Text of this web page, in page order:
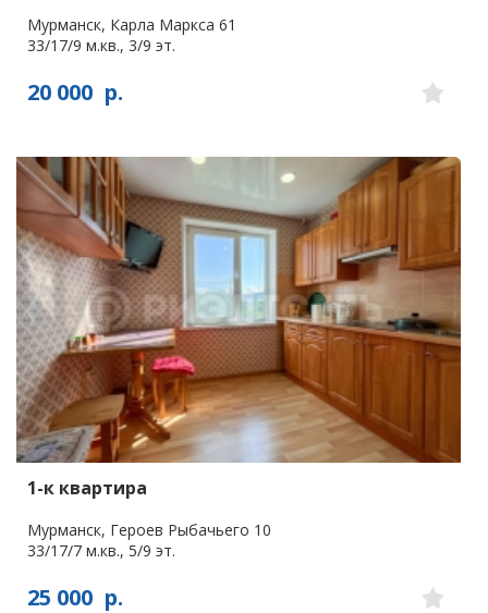
Мурманск, Карла Маркса 61
33/17/9 м.кв., 3/9 эт.
20 000 р.
1-к квартира
Мурманск, Героев Рыбачьего 10
33/17/7 м.кв., 5/9 эт.
25 000 р.